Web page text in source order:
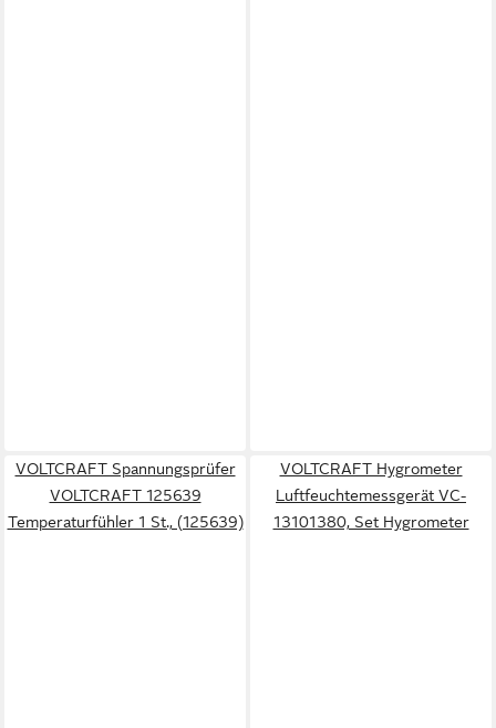
VOLTCRAFT Spannungsprüfer
VOLTCRAFT 125639
Temperaturfühler 1 St., (125639)
VOLTCRAFT Hygrometer
Luftfeuchtemessgerät VC-
13101380, Set Hygrometer